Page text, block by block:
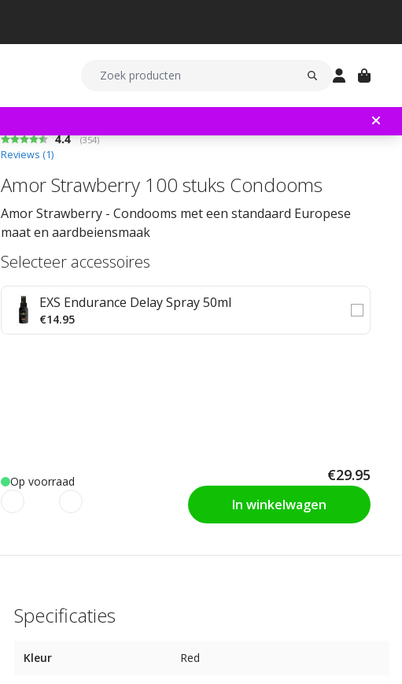
Gemiddelde beoordeling:
4.4 (aantal stemmen:
354)
Reviews (1)
Amor Strawberry 100 stuks Condooms
Amor Strawberry - Condooms met een standaard Europese
maat en aardbeiensmaak
Selecteer accessoires
EXS Endurance Delay Spray 50ml
€14.95
Op voorraad €29.95
In winkelwagen
Specificaties
Kleur Red